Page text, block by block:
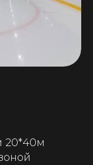
20*40м